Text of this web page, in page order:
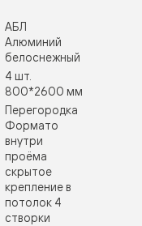
АБЛ
Алюминий
белоснежный
4 шт.
800*2600 мм
Перегородка
Формато
внутри
проёма
скрытое
крепление в
потолок 4
створки